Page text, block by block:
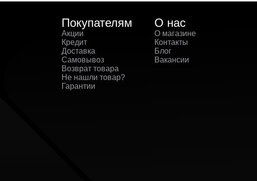
Покупателям
Акции
Кредит
Доставка
Самовывоз
Возврат товара
Не нашли товар?
Гарантии
О нас
О магазине
Контакты
Блог
Вакансии